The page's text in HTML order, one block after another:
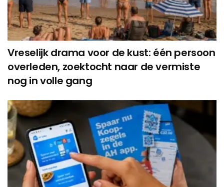
Vreselijk drama voor de kust: één persoon
overleden, zoektocht naar de vermiste
nog in volle gang